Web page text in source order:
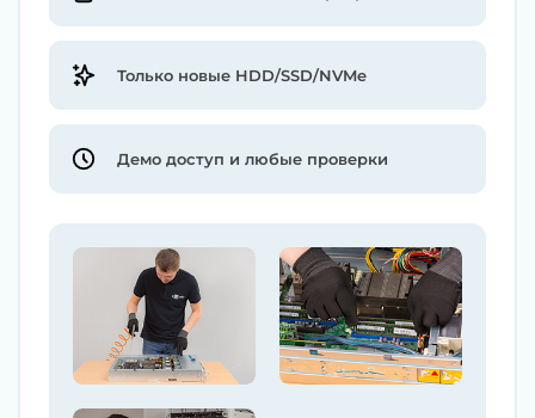
Только новые HDD/SSD/NVMe
Демо доступ и любые проверки